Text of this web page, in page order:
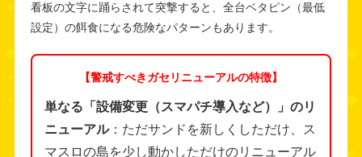
看板の文字に踊らされて突撃すると、全台ベタピン（最低
設定）の餌食になる危険なパターンもあります。
【警戒すべきガセリニューアルの特徴】
単なる「設備変更（スマパチ導入など）」のリ
ニューアル：ただサンドを新しくしただけ、ス
マスロの島を少し動かしただけのリニューアル